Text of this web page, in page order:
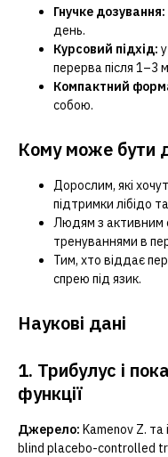
Гнучке дозування:
день.
Курсовий підхід:
перерва після 1–3
Компактний
собою.
Кому може бути
Дорослим, які
підтримки лібідо
Людям з активним
тренуваннями в
Тим, хто віддає
спрею під язик.
Наукові дані
1. Трибулус і
функції
Джерело: Kamenov Z.
blind placebo-controlled